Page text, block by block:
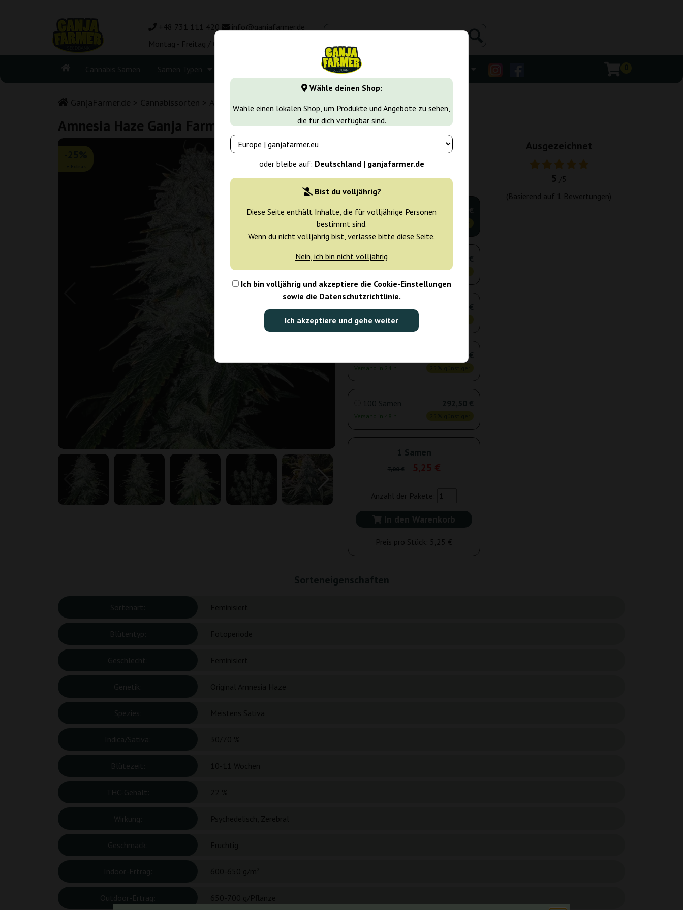
Wähle deinen Shop:
Wähle einen lokalen Shop, um Produkte und Angebote zu sehen,
die für dich verfügbar sind.
oder bleibe auf: Deutschland | ganjafarmer.de
Bist du volljährig?
Diese Seite enthält Inhalte, die für volljährige Personen
bestimmt sind.
Wenn du nicht volljährig bist, verlasse bitte diese Seite.
Nein, ich bin nicht volljährig
Ich bin volljährig und akzeptiere die Cookie-Einstellungen
sowie die Datenschutzrichtlinie.
Ich akzeptiere und gehe weiter
+48 731 111 420
info@ganjafarmer.de
Montag - Freitag / 08:00 - 16:00
Cannabis Samen Samen Typen Cannabis Sorten
GanjaFarmer.de Cannabissorten Amnesia Haze
Amnesia Haze Ganja Farmer
Ganja Farmer
1 Samen
Versand in 24 h
5,25 €
3 Samen
Versand in 24 h
13,50 €
25% günstiger
5 Samen
Versand in 24 h
20,25 €
Versand in 24 h
36,00 €
100 Samen
Versand in 48 h
292,50 €
1 Samen
7,00 € 5,25 €
Anzahl der Pakete:
In den Warenkorb
Preis pro Stück: 5,25 €
Ausgezeichnet
5 /5
(Basierend auf 1 Bewertungen)
Sorteneigenschaften
Sortenart:
Blütentyp:
Geschlecht:
Genetik:
Spezies:
Indica/Sativa:
Blütezeit:
THC-Gehalt:
Wirkung:
Geschmack:
Indoor-Ertrag:
Outdoor-Ertrag: